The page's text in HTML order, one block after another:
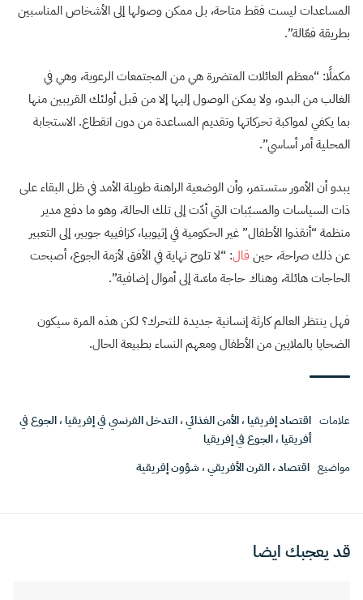
المساعدات ليست فقط متاحة، بل ممكن وصولها إلى الأشخاص المناسبين
بطريقة فعّالة”.
مكملًا: “معظم العائلات المتضررة هي من المجتمعات الرعوية، وهي في
الغالب من البدو، ولا يمكن الوصول إليها إلا من قبل أولئك القريبين منها
بما يكفي لمواكبة تحركاتها وتقديم المساعدة من دون انقطاع. الاستجابة
المحلية أمر أساسي”.
يبدو أن الأمور ستستمر، وأن الوضعية الراهنة طويلة الأمد في ظل البقاء على
ذات السياسات والمسبّبات التي أدّت إلى تلك الحالة، وهو ما دفع مدير
منظمة “أنقذوا الأطفال” غير الحكومية في إثيوبيا، كزافييه جوبير، إلى التعبير
عن ذلك صراحة، حين قال: “لا تلوح نهاية في الأفق لأزمة الجوع، أصبحت
الحاجات هائلة، وهناك حاجة ماسّة إلى أموال إضافية”.
فهل ينتظر العالم كارثة إنسانية جديدة للتحرك؟ لكن هذه المرة سيكون
الضحايا بالملايين من الأطفال ومعهم النساء بطبيعة الحال.
علامات اقتصاد إفريقيا،الأمن الغذائي،التدخل الفرنسي في إفريقيا،الجوع في
أفريقيا،الجوع في إفريقيا
مواضيع اقتصاد،القرن الأفريقي، شؤون إفريقية
قد يعجبك ايضا